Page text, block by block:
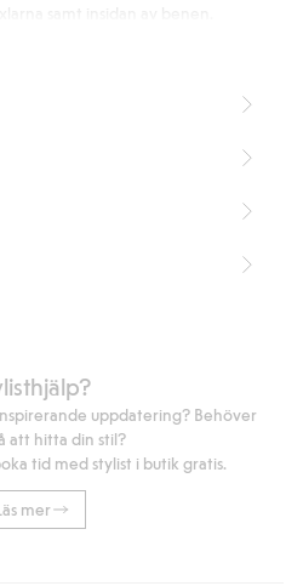
bomull.
uppdatering? Behöver
att hitta din stil?
tid med stylist i butik gratis.
mer